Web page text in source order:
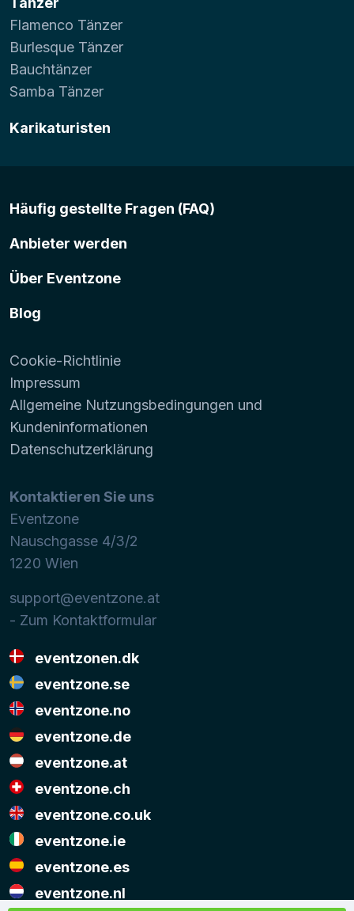
Flamenco Tänzer
Burlesque Tänzer
Bauchtänzer
Samba Tänzer
Karikaturisten
Häufig gestellte Fragen (FAQ)
Anbieter werden
Über Eventzone
Blog
Cookie-Richtlinie
Impressum
Allgemeine Nutzungsbedingungen und
Kundeninformationen
Datenschutzerklärung
Kontaktieren Sie uns
Eventzone
Nauschgasse 4/3/2
1220 Wien
support@eventzone.at
- Zum Kontaktformular
eventzonen.dk
eventzone.se
eventzone.no
eventzone.de
eventzone.at
eventzone.ch
eventzone.co.uk
eventzone.ie
eventzone.es
eventzone.nl